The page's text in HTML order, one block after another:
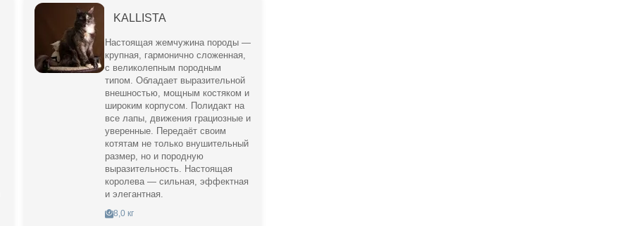
KALLISTA
Настоящая жемчужина породы —
крупная, гармонично сложенная,
с великолепным породным
типом. Обладает выразительной
внешностью, мощным костяком и
широким корпусом. Полидакт на
все лапы, движения грациозные и
уверенные. Передаёт своим
котятам не только внушительный
размер, но и породную
выразительность. Настоящая
королева — сильная, эффектная
и элегантная.
8,0 кг